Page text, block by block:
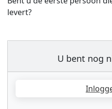
levert?
U bent nog